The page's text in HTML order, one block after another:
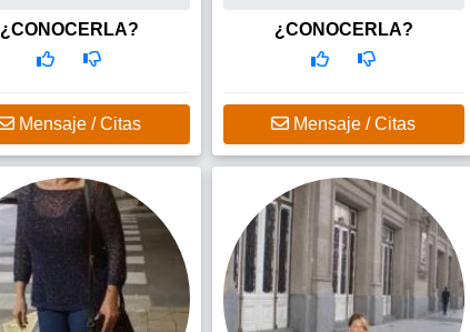
¿CONOCERLA?
Mensaje / Citas
quizás demasiada autocrítica) algo
perfeccionista, en busca d...
Todo lo que el sitio pueda
quizás porque no un buen
compañero de ruta
¿CONOCERLA?
Mensaje / Citas